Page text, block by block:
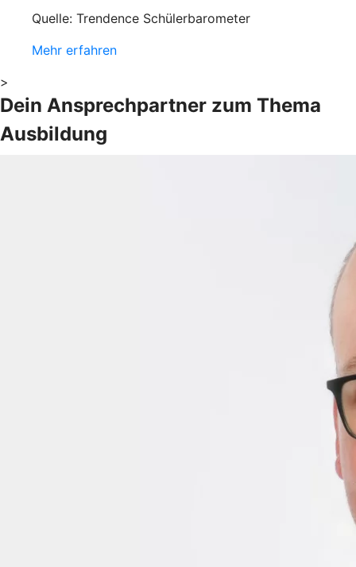
Quelle: Trendence Schülerbarometer
Mehr erfahren
>
Dein Ansprechpartner zum Thema
Ausbildung